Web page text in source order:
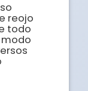
reojo
todo
modo